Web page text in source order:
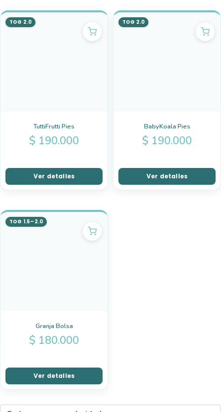
TOG 2.0
TuttiFrutti Pies
$ 190.000
Ver detalles
TOG 2.0
BabyKoala Pies
$ 190.000
Ver detalles
TOG 1.5–2.0
Granja Bolsa
$ 180.000
Ver detalles